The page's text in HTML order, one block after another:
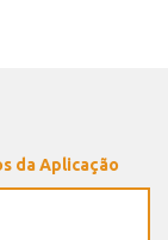
da Aplicação